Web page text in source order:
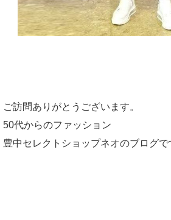
ご訪問ありがとうございます。
50代からのファッション
豊中セレクトショップネオのブログで